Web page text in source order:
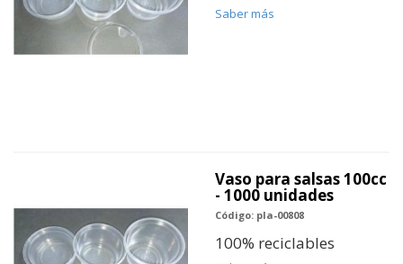
Saber más
Vaso para salsas 100cc
- 1000 unidades
Código: pla-00808
100% reciclables